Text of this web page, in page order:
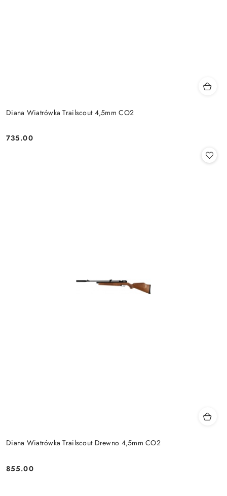
Diana Wiatrówka Trailscout 4,5mm CO2
Cena:
735.00
Diana Wiatrówka Trailscout Drewno 4,5mm CO2
Cena:
855.00